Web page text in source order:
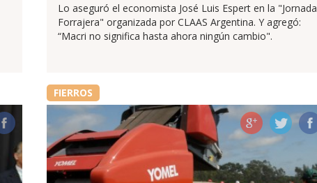
Lo aseguró el economista José Luis Espert en la "Jornada
Forrajera" organizada por CLAAS Argentina. Y agregó:
“Macri no significa hasta ahora ningún cambio".
FIERROS